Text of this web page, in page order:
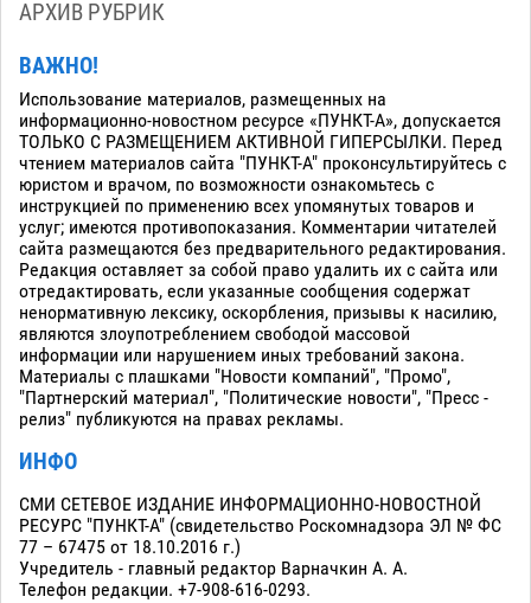
АРХИВ РУБРИК
ВАЖНО!
Использование материалов, размещенных на
информационно-новостном ресурсе «ПУНКТ-А», допускается
ТОЛЬКО С РАЗМЕЩЕНИЕМ АКТИВНОЙ ГИПЕРСЫЛКИ. Перед
чтением материалов сайта "ПУНКТ-А" проконсультируйтесь с
юристом и врачом, по возможности ознакомьтесь с
инструкцией по применению всех упомянутых товаров и
услуг; имеются противопоказания. Комментарии читателей
сайта размещаются без предварительного редактирования.
Редакция оставляет за собой право удалить их с сайта или
отредактировать, если указанные сообщения содержат
ненормативную лексику, оскорбления, призывы к насилию,
являются злоупотреблением свободой массовой
информации или нарушением иных требований закона.
Материалы с плашками "Новости компаний", "Промо",
"Партнерский материал", "Политические новости", "Пресс -
релиз" публикуются на правах рекламы.
ИНФО
СМИ СЕТЕВОЕ ИЗДАНИЕ ИНФОРМАЦИОННО-НОВОСТНОЙ
РЕСУРС "ПУНКТ-А" (свидетельство Роскомнадзора ЭЛ № ФС
77 – 67475 от 18.10.2016 г.)
Учредитель - главный редактор Варначкин А. А.
Телефон редакции. +7-908-616-0293.